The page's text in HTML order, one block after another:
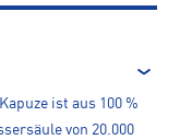
ist aus 100 %
von 20.000